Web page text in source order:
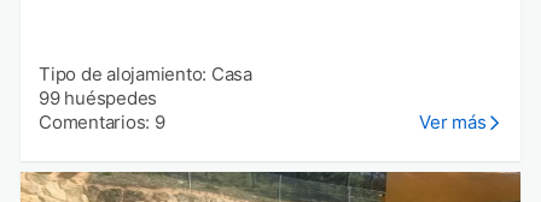
Tipo de alojamiento: Casa
99 huéspedes
Comentarios: 9
Ver más